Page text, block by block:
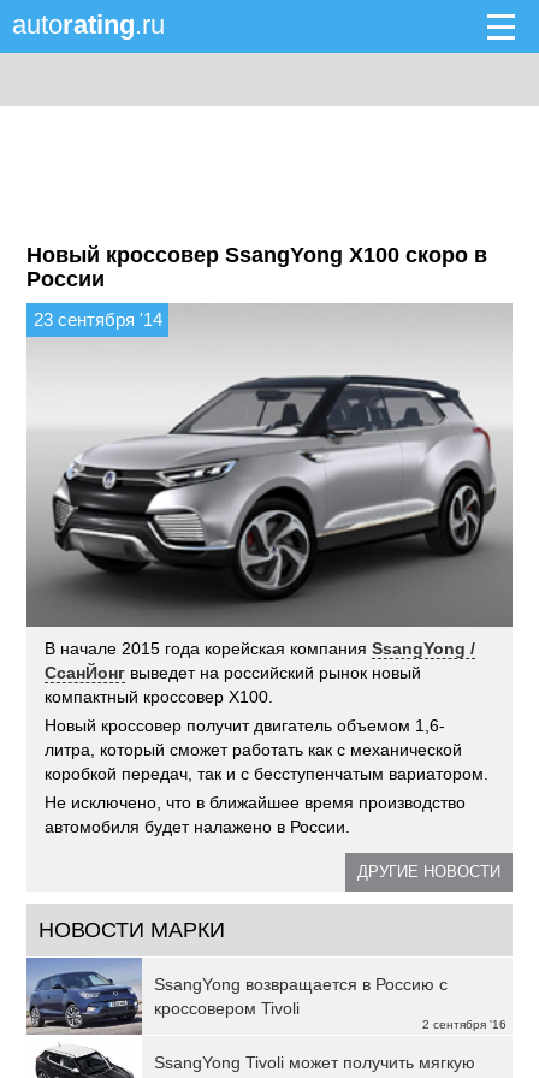
autorating.ru
Новый кроссовер SsangYong X100 скоро в
России
23 сентября '14
В начале 2015 года корейская компанияSsangYong /
СсанЙонг выведет на российский рынок новый
компактный кроссовер X100.
Новый кроссовер получит двигатель объемом 1,6-
литра, который сможет работать как с механической
коробкой передач, так и с бесступенчатым вариатором.
Не исключено, что в ближайшее время производство
автомобиля будет налажено в России.
ДРУГИЕ НОВОСТИ
НОВОСТИ МАРКИ
2 сентября '16
SsangYong возвращается в Россию с
кроссовером Tivoli
SsangYong Tivoli может получить мягкую